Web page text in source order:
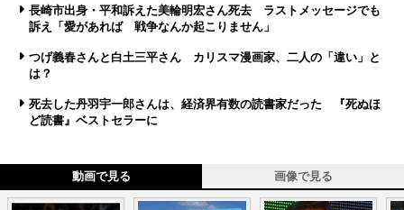
長崎市出身・平和訴えた美輪明宏さん死去 ラストメッセージでも
訴え「愛があれば 戦争なんか起こりません」
つげ義春さんと白土三平さん カリスマ漫画家、二人の「違い」と
は？
死去した丹羽宇一郎さんは、経済界有数の読書家だった 『死ぬほ
ど読書』ベストセラーに
動画で見る 画像で見る